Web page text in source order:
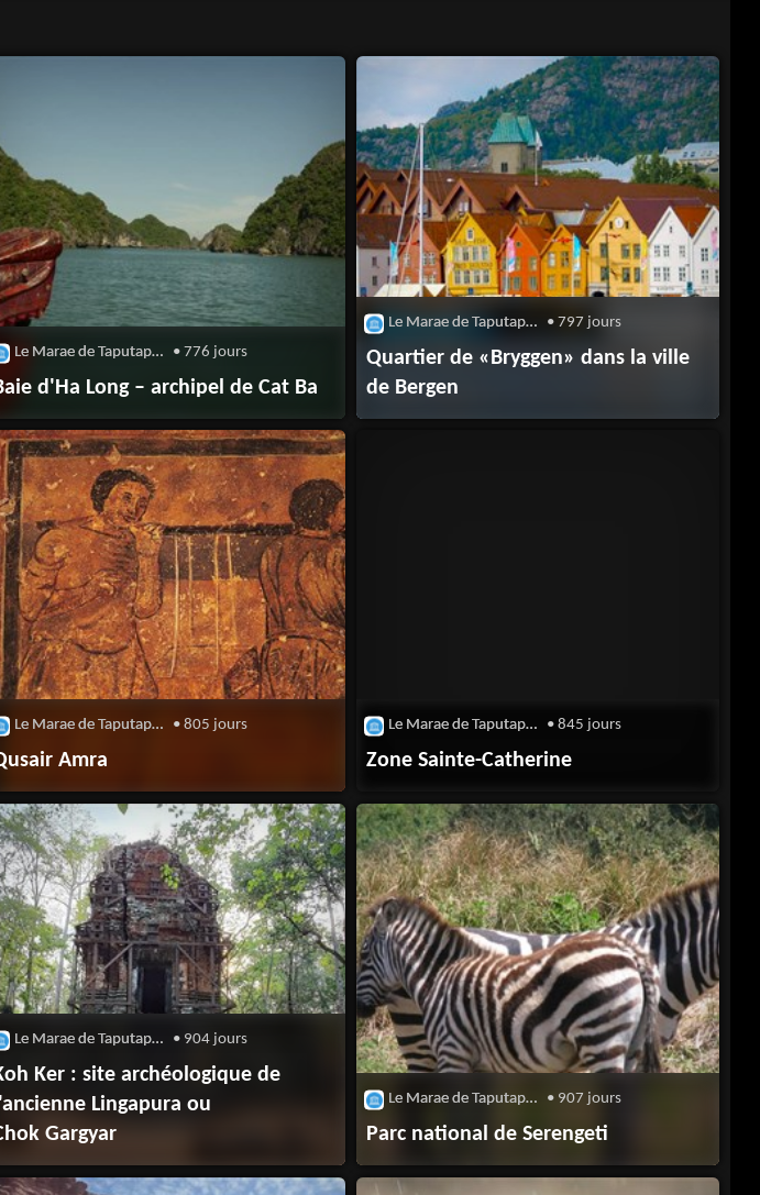
Le Marae de Taputapuatea • 776 jours
d'Ha Long – archipel de Cat Ba
Le Marae de Taputapuatea • 797 jours
Quartier de «Bryggen» dans la ville
de Bergen
Le Marae de Taputapuatea • 805 jours
Amra
Le Marae de Taputapuatea • 845 jours
Zone Sainte-Catherine
Le Marae de Taputapuatea • 904 jours
Ker : site archéologique de
Lingapura ou
Gargyar
Le Marae de Taputapuatea • 907 jours
Parc national de Serengeti